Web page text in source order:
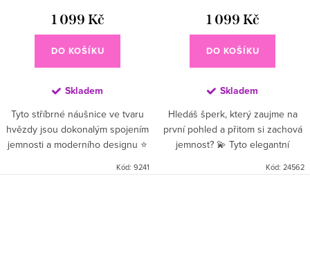
1 099 Kč
DO KOŠÍKU
Skladem
Tyto stříbrné náušnice ve tvaru
hvězdy jsou dokonalým spojením
jemnosti a moderního designu ⭐
Kód: 9241
1 099 Kč
DO KOŠÍKU
Skladem
Hledáš šperk, který zaujme na
první pohled a přitom si zachová
jemnost? 💫 Tyto elegantní
Kód: 24562